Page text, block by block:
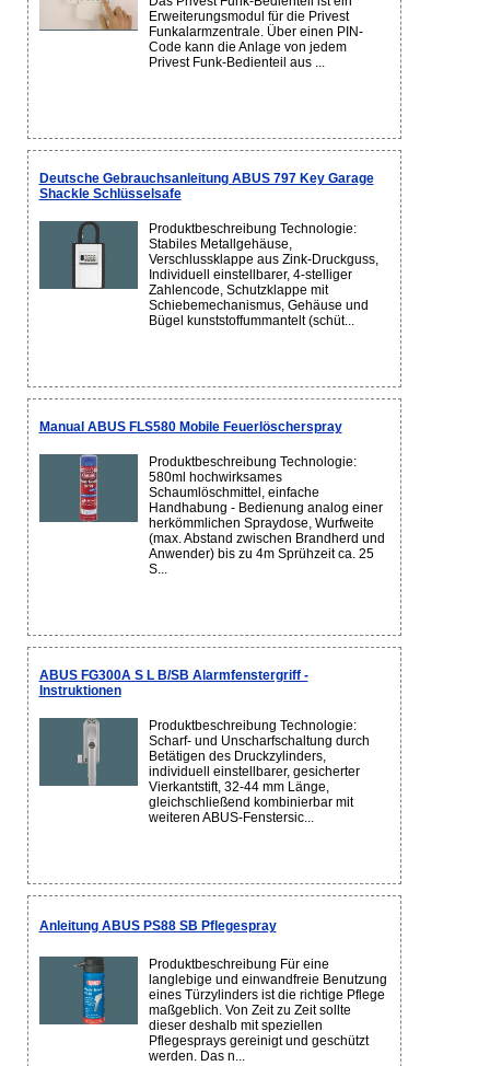
Erweiterungsmodul für die Privest
Funkalarmzentrale. Über einen PIN-
Code kann die Anlage von jedem
Privest Funk-Bedienteil aus ...
Deutsche Gebrauchsanleitung ABUS 797 Key Garage
Shackle Schlüsselsafe
Produktbeschreibung Technologie:
Stabiles Metallgehäuse,
Verschlussklappe aus Zink-Druckguss,
Individuell einstellbarer, 4-stelliger
Zahlencode, Schutzklappe mit
Schiebemechanismus, Gehäuse und
Bügel kunststoffummantelt (schüt...
Manual ABUS FLS580 Mobile Feuerlöscherspray
Produktbeschreibung Technologie:
580ml hochwirksames
Schaumlöschmittel, einfache
Handhabung - Bedienung analog einer
herkömmlichen Spraydose, Wurfweite
(max. Abstand zwischen Brandherd und
Anwender) bis zu 4m Sprühzeit ca. 25
S...
ABUS FG300A S L B/SB Alarmfenstergriff -
Instruktionen
Produktbeschreibung Technologie:
Scharf- und Unscharfschaltung durch
Betätigen des Druckzylinders,
individuell einstellbarer, gesicherter
Vierkantstift, 32-44 mm Länge,
gleichschließend kombinierbar mit
weiteren ABUS-Fenstersic...
Anleitung ABUS PS88 SB Pflegespray
Produktbeschreibung Für eine
langlebige und einwandfreie Benutzung
eines Türzylinders ist die richtige Pflege
maßgeblich. Von Zeit zu Zeit sollte
dieser deshalb mit speziellen
Pflegesprays gereinigt und geschützt
werden. Das n...